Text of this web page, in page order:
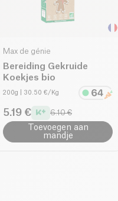
Max de génie
Bereiding Gekruide
Koekjes bio
200g | 30.50 €/Kg
5.19 € 6.10 €
Toevoegen aan
mandje